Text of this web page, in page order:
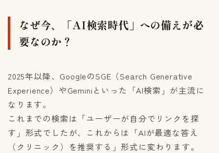
なぜ今、「AI検索時代」への備えが必
要なのか？
2025年以降、GoogleのSGE（Search Generative
Experience）やGeminiといった「AI検索」が主流に
なります。
これまでの検索は「ユーザーが自分でリンクを探
す」形式でしたが、これからは「AIが最適な答え
（クリニック）を推奨する」形式に変わります。